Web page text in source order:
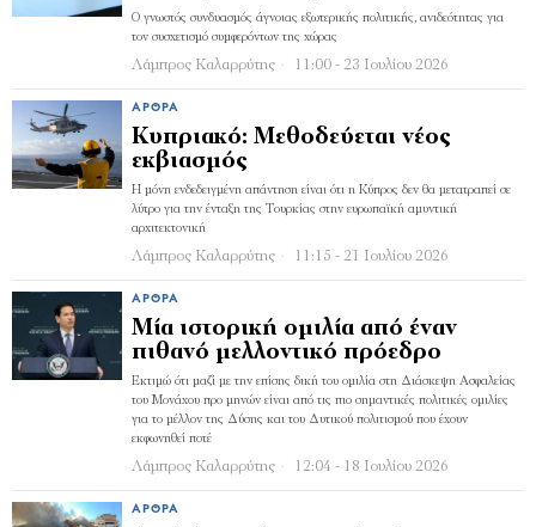
Ο γνωστός συνδυασμός άγνοιας εξωτερικής πολιτικής, ανιδεότητας για
τον συσχετισμό συμφερόντων της χώρας
Λάμπρος Καλαρρύτης 11:00 - 23 Ιουλίου 2026
ΆΡΘΡΑ
Κυπριακό: Μεθοδεύεται νέος
εκβιασμός
Η μόνη ενδεδειγμένη απάντηση είναι ότι η Κύπρος δεν θα μετατραπεί σε
λύτρο για την ένταξη της Τουρκίας στην ευρωπαϊκή αμυντική
αρχιτεκτονική
Λάμπρος Καλαρρύτης 11:15 - 21 Ιουλίου 2026
ΆΡΘΡΑ
Μία ιστορική ομιλία από έναν
πιθανό μελλοντικό πρόεδρο
Εκτιμώ ότι μαζί με την επίσης δική του ομιλία στη Διάσκεψη Ασφαλείας
του Μονάχου προ μηνών είναι από τις πιο σημαντικές πολιτικές ομιλίες
για το μέλλον της Δύσης και του Δυτικού πολιτισμού που έχουν
εκφωνηθεί ποτέ
Λάμπρος Καλαρρύτης 12:04 - 18 Ιουλίου 2026
ΆΡΘΡΑ